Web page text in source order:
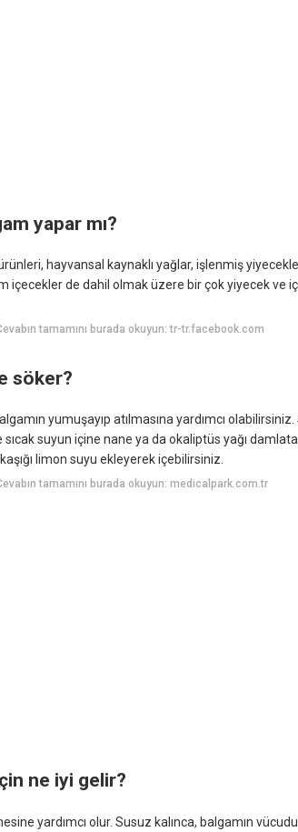
yapar mı?
hayvansal kaynaklı yağlar, işlenmiş
içecekler de dahil olmak üzere bir çok yiyecek ve
tamamını burada okuyun: tr-tr.facebook.com
söker?
yumuşayıp atılmasına yardımcı
sıcak suyun içine nane ya da okaliptüs yağı
limon suyu ekleyerek içebilirsiniz.
tamamını burada okuyun: medicalpark.com.tr
ne iyi gelir?
yardımcı olur. Susuz kalınca, balgamın